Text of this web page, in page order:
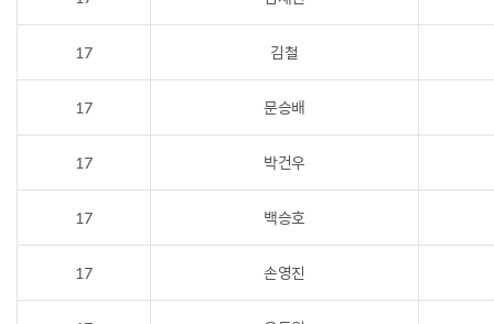
17 김철
17 문승배
17 박건우
17 백승호
17 손영진